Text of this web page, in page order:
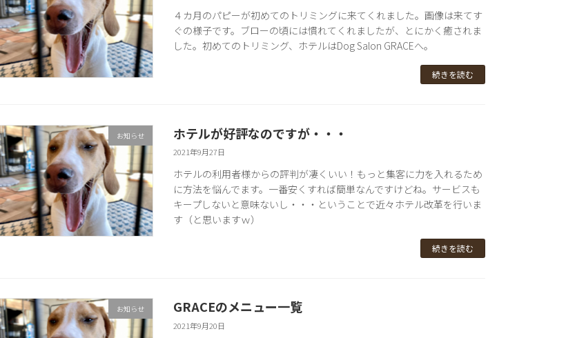
４カ月のパピーが初めてのトリミングに来てくれました。画像は来てす
ぐの様子です。ブローの頃には慣れてくれましたが、とにかく癒されま
した。初めてのトリミング、ホテルはDog Salon GRACEへ。
続きを読む
お知らせ ホテルが好評なのですが・・・
2021年9月27日
ホテルの利用者様からの評判が凄くいい！もっと集客に力を入れるため
に方法を悩んでます。一番安くすれば簡単なんですけどね。サービスも
キープしないと意味ないし・・・ということで近々ホテル改革を行いま
す（と思いますｗ）
続きを読む
お知らせ GRACEのメニュー一覧
2021年9月20日